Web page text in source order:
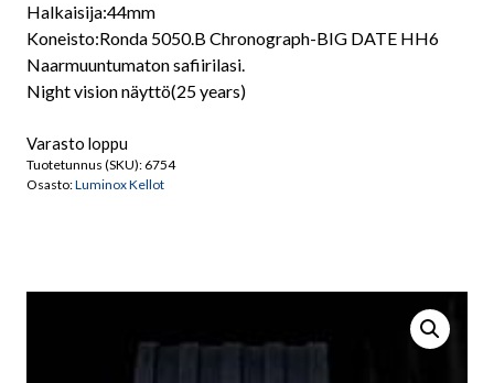
Halkaisija:44mm
Koneisto:Ronda 5050.B Chronograph-BIG DATE HH6
Naarmuuntumaton safiirilasi.
Night vision näyttö(25 years)
Varasto loppu
Tuotetunnus (SKU): 6754
Osasto:Luminox Kellot